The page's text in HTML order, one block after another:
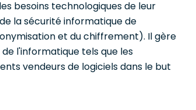
besoins technologiques de leur
la sécurité informatique de
et du chiffrement). Il gère
l'informatique tels que les
vendeurs de logiciels dans le but